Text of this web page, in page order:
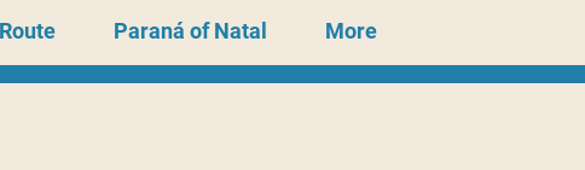
Paraná of Natal More